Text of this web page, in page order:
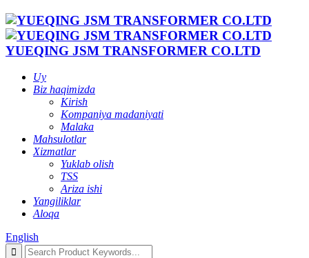
YUEQING JSM TRANSFORMER CO.LTD
Uy
Biz haqimizda
Kirish
Kompaniya madaniyati
Malaka
Mahsulotlar
Xizmatlar
Yuklab olish
TSS
Ariza ishi
Yangiliklar
Aloqa
English